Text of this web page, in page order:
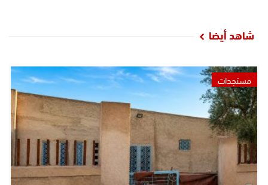
شاهد أيضا
مستجدات